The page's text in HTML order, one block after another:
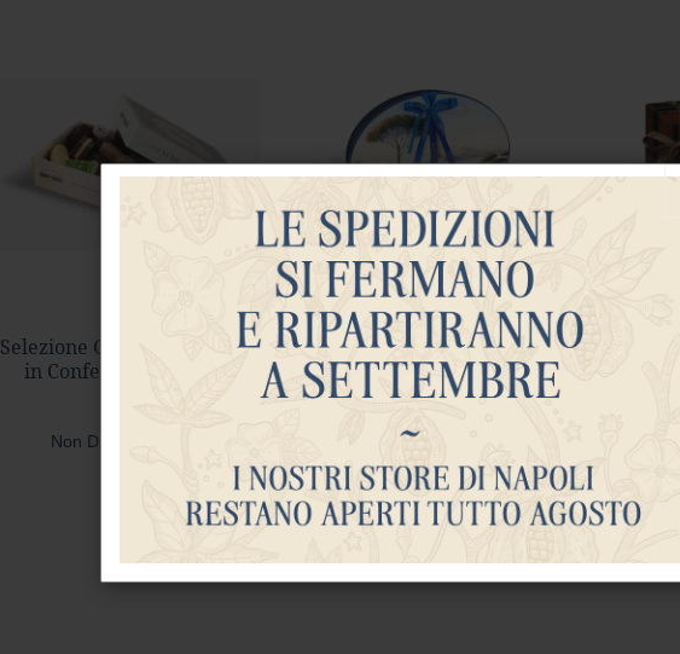
Selezione Cioccolatini Nudi
in Confezione Classica
Non Disponibile
Selezione Cioccolatini Nudi
in Confezione Napoli Ovale
Non Disponibile